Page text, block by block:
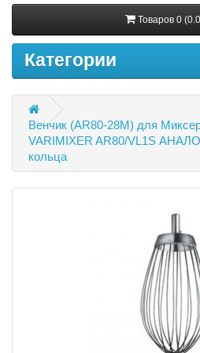
Товаров 0
Категории
Венчик (AR80-28M) для
VARIMIXER AR80/VL1S
кольца